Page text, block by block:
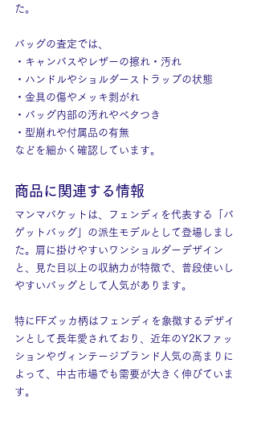
た。
バッグの査定では、
・キャンバスやレザーの擦れ・汚れ
・ハンドルやショルダーストラップの状態
・金具の傷やメッキ剥がれ
・バッグ内部の汚れやベタつき
・型崩れや付属品の有無
などを細かく確認しています。
商品に関連する情報
マンマバケットは、フェンディを代表する「バ
ゲットバッグ」の派生モデルとして登場しまし
た。肩に掛けやすいワンショルダーデザイン
と、見た目以上の収納力が特徴で、普段使いし
やすいバッグとして人気があります。
特にFFズッカ柄はフェンディを象徴するデザイ
ンとして長年愛されており、近年のY2Kファッ
ションやヴィンテージブランド人気の高まりに
よって、中古市場でも需要が大きく伸びていま
す。